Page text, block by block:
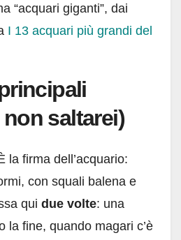
“acquari giganti”, dai
I 13 acquari più grandi del
saltarei)
la firma dell’acquario:
con squali balena e
qui due volte: una
la fine, quando magari c’è